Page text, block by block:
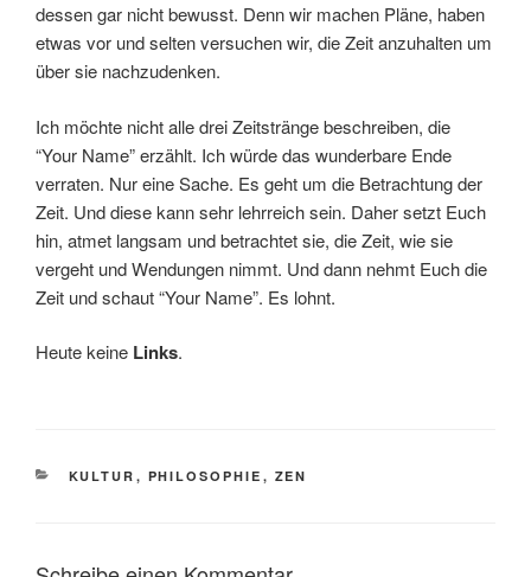
dessen gar nicht bewusst. Denn wir machen Pläne, haben
etwas vor und selten versuchen wir, die Zeit anzuhalten um
über sie nachzudenken.
Ich möchte nicht alle drei Zeitstränge beschreiben, die
“Your Name” erzählt. Ich würde das wunderbare Ende
verraten. Nur eine Sache. Es geht um die Betrachtung der
Zeit. Und diese kann sehr lehrreich sein. Daher setzt Euch
hin, atmet langsam und betrachtet sie, die Zeit, wie sie
vergeht und Wendungen nimmt. Und dann nehmt Euch die
Zeit und schaut “Your Name”. Es lohnt.
Heute keine Links.
KULTUR , PHILOSOPHIE , ZEN